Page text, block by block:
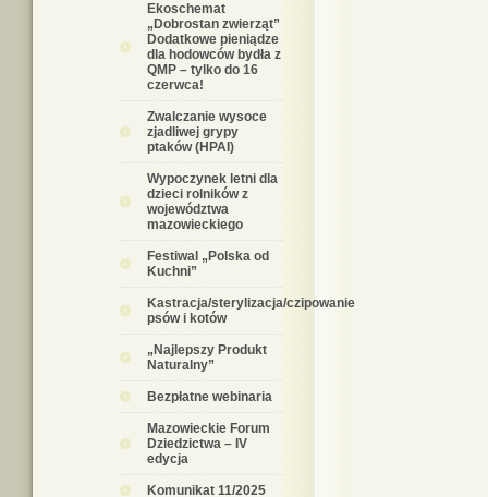
Ekoschemat
„Dobrostan zwierząt”
Dodatkowe pieniądze
dla hodowców bydła z
QMP – tylko do 16
czerwca!
Zwalczanie wysoce
zjadliwej grypy
ptaków (HPAI)
Wypoczynek letni dla
dzieci rolników z
województwa
mazowieckiego
Festiwal „Polska od
Kuchni”
Kastracja/sterylizacja/czipowanie
psów i kotów
„Najlepszy Produkt
Naturalny”
Bezpłatne webinaria
Mazowieckie Forum
Dziedzictwa – IV
edycja
Komunikat 11/2025